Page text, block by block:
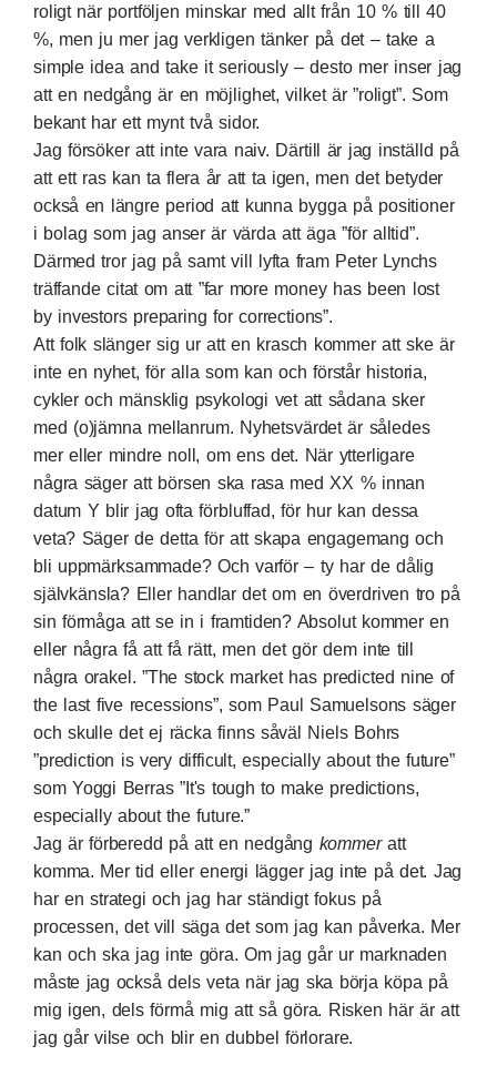
roligt när portföljen minskar med allt från 10 % till 40
%, men ju mer jag verkligen tänker på det – take a
simple idea and take it seriously – desto mer inser jag
att en nedgång är en möjlighet, vilket är ”roligt”. Som
bekant har ett mynt två sidor.
Jag försöker att inte vara naiv. Därtill är jag inställd på
att ett ras kan ta flera år att ta igen, men det betyder
också en längre period att kunna bygga på positioner
i bolag som jag anser är värda att äga ”för alltid”.
Därmed tror jag på samt vill lyfta fram Peter Lynchs
träffande citat om att ”far more money has been lost
by investors preparing for corrections”.
Att folk slänger sig ur att en krasch kommer att ske är
inte en nyhet, för alla som kan och förstår historia,
cykler och mänsklig psykologi vet att sådana sker
med (o)jämna mellanrum. Nyhetsvärdet är således
mer eller mindre noll, om ens det. När ytterligare
några säger att börsen ska rasa med XX % innan
datum Y blir jag ofta förbluffad, för hur kan dessa
veta? Säger de detta för att skapa engagemang och
bli uppmärksammade? Och varför – ty har de dålig
självkänsla? Eller handlar det om en överdriven tro på
sin förmåga att se in i framtiden? Absolut kommer en
eller några få att få rätt, men det gör dem inte till
några orakel. ”The stock market has predicted nine of
the last five recessions”, som Paul Samuelsons säger
och skulle det ej räcka finns såväl Niels Bohrs
”prediction is very difficult, especially about the future”
som Yoggi Berras ”It's tough to make predictions,
especially about the future.”
Jag är förberedd på att en nedgång kommeratt
komma. Mer tid eller energi lägger jag inte på det. Jag
har en strategi och jag har ständigt fokus på
processen, det vill säga det som jag kan påverka. Mer
kan och ska jag inte göra. Om jag går ur marknaden
måste jag också dels veta när jag ska börja köpa på
mig igen, dels förmå mig att så göra. Risken här är att
jag går vilse och blir en dubbel förlorare.